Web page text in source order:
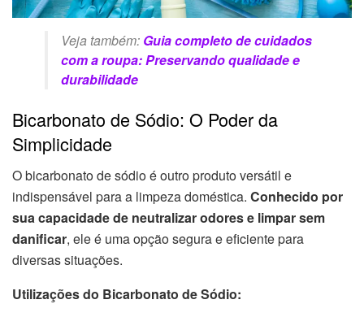
Veja também: Guia completo de cuidados
com a roupa: Preservando qualidade e
durabilidade
Bicarbonato de Sódio: O Poder da
Simplicidade
O bicarbonato de sódio é outro produto versátil e
indispensável para a limpeza doméstica. Conhecido por
sua capacidade de neutralizar odores e limpar sem
danificar, ele é uma opção segura e eficiente para
diversas situações.
Utilizações do Bicarbonato de Sódio: